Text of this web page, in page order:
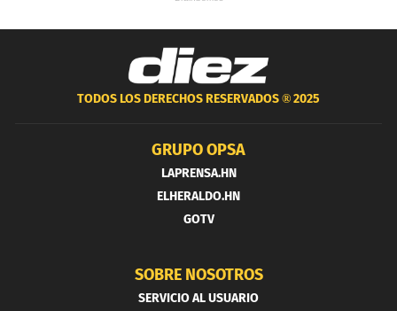
TODOS LOS DERECHOS RESERVADOS ®2025
GRUPO OPSA
LAPRENSA.HN
ELHERALDO.HN
GOTV
SOBRE NOSOTROS
SERVICIO AL USUARIO